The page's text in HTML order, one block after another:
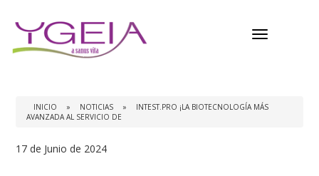
Menú
INICIO » NOTICIAS »
INTEST.PRO ¡LA BIOTECNOLOGÍA MÁS
AVANZADA AL SERVICIO DE
17 de Junio de 2024